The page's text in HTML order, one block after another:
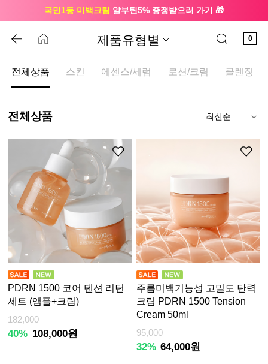
국민1등 미백크림 알부틴5% 증정받으러 가기 🎁
0
제품유형별
전체상품 스킨 에센스/세럼 로션/크림 클렌징
전체상품
PDRN 1500 코어 텐션 리턴
세트 (앰플+크림)
182,000
40% 108,000원
주름미백기능성 고밀도 탄력
크림 PDRN 1500 Tension
Cream 50ml
95,000
32% 64,000원